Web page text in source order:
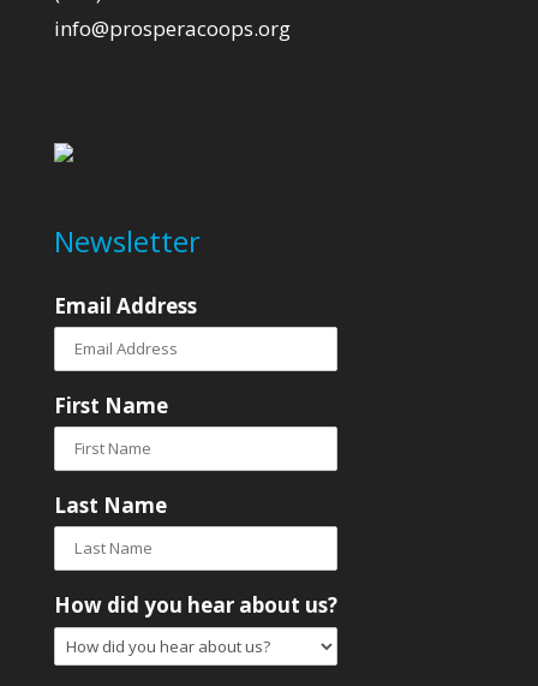
info@prosperacoops.org
Newsletter
Email Address
First Name
Last Name
How did you hear about us?